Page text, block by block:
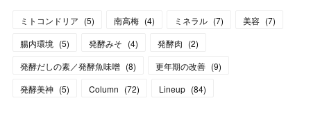
ミトコンドリア (5) 南高梅 (4) ミネラル (7) 美容 (7)
腸内環境 (5) 発酵みそ (4) 発酵肉 (2)
発酵だしの素／発酵魚味噌 (8) 更年期の改善 (9)
発酵美神 (5) Column (72) Lineup (84)